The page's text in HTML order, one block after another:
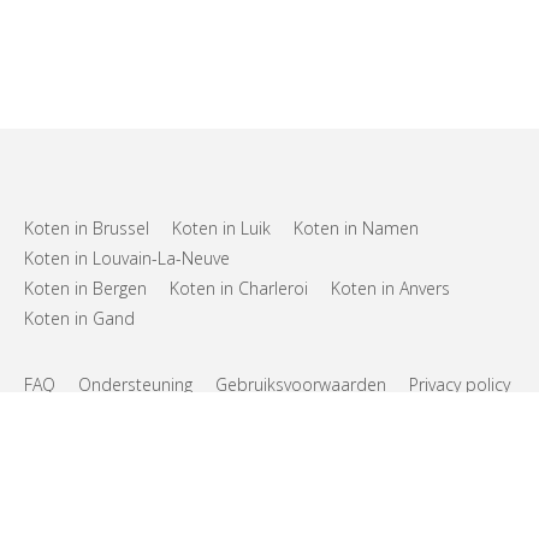
Koten in Brussel Koten in Luik
Koten in Namen
Koten in Louvain-La-Neuve
Koten in Bergen
Koten in Charleroi
Koten in Anvers
Koten in Gand
FAQ Ondersteuning Gebruiksvoorwaarden Privacy policy